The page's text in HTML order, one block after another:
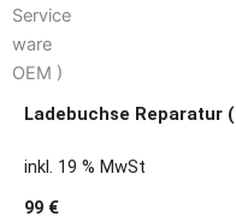
Ladebuchse Reparatur
inkl. 19 % MwSt
99 €